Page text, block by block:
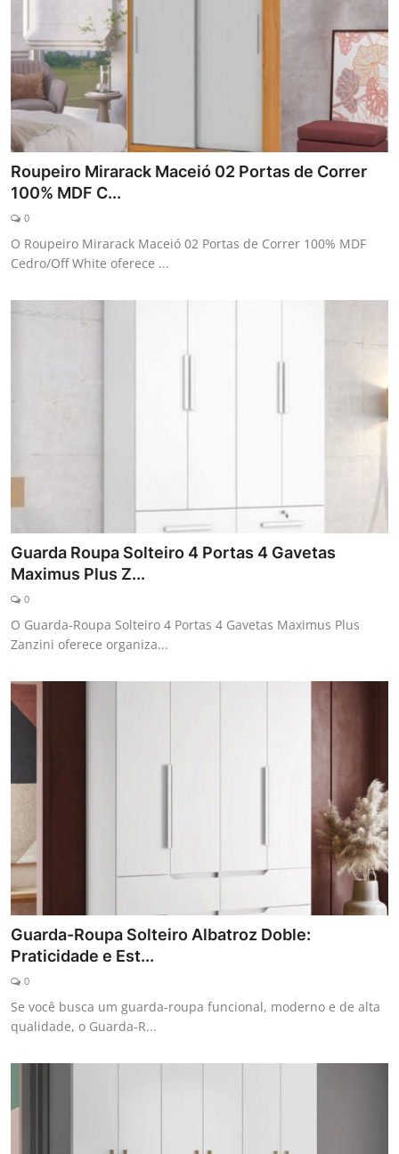
Roupeiro Mirarack Maceió 02 Portas de Correr
100% MDF C...
0
O Roupeiro Mirarack Maceió 02 Portas de Correr 100% MDF
Cedro/Off White oferece ...
Guarda Roupa Solteiro 4 Portas 4 Gavetas
Maximus Plus Z...
0
O Guarda-Roupa Solteiro 4 Portas 4 Gavetas Maximus Plus
Zanzini oferece organiza...
Guarda-Roupa Solteiro Albatroz Doble:
Praticidade e Est...
0
Se você busca um guarda-roupa funcional, moderno e de alta
qualidade, o Guarda-R...